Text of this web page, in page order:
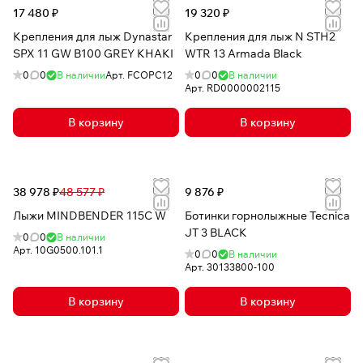
17 480 ₽
Крепления для лыж Dynastar
SPX 11 GW B100 GREY KHAKI
0 0 В наличииАрт. FCOPC12
В корзину
19 320 ₽
Крепления для лыж N STH2
WTR 13 Armada Black
0 0
В наличии
Арт. RD0000002115
В корзину
38 978 ₽48 577 ₽
Лыжи MINDBENDER 115C W
0 0
В наличии
Арт. 10G0500.101.1
В корзину
9 876 ₽
Ботинки горнолыжные Tecnica
JT 3 BLACK
0 0
В наличии
Арт. 30133800-100
В корзину